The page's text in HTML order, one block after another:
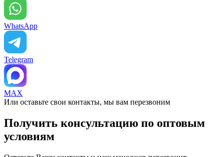
WhatsApp
Telegram
MAX
Или оставьте свои контакты, мы вам перезвоним
Получить консультацию по оптовым
условиям